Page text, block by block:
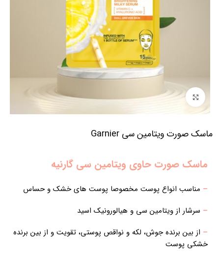
برای بزرگنمایی کلیک کنید
ماسک صورت ویتامین سی Garnier
ماسک صورت حاوی ویتامین سی گارنیه
– مناسب انواع پوست مخصوصا پوست های خشک و حساس
– سرشار از ویتامین سی و هیالورونیک اسید
– از بین برنده جوش، لکه و نواقص پوستی، تقویت و از بین برنده
خشکی پوست